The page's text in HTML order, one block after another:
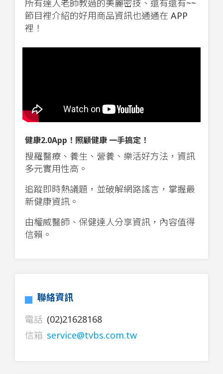
所有達人老師教過的美麗密技、還有還有~~
節目裡介紹的好用商品資訊也通通在 APP
裡！
健康2.0App！照顧健康 一手搞定！
搜羅醫療、養生、營養、樂活好方法，資訊
多元實用性高。
追蹤即時熱議題，並破解網路謠言，掌握最
新健康資訊。
由權威醫師、保健達人分享資訊，內容值得
信賴。
聯絡資訊
電話 (02)21628168
信箱 service@tvbs.com.tw